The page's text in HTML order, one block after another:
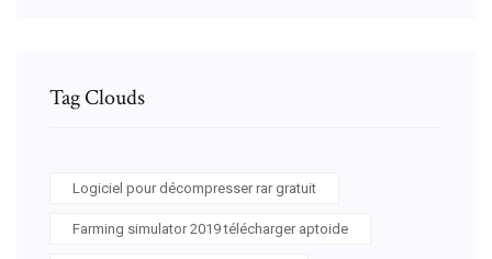
Tag Clouds
Logiciel pour décompresser rar gratuit
Farming simulator 2019 télécharger aptoide